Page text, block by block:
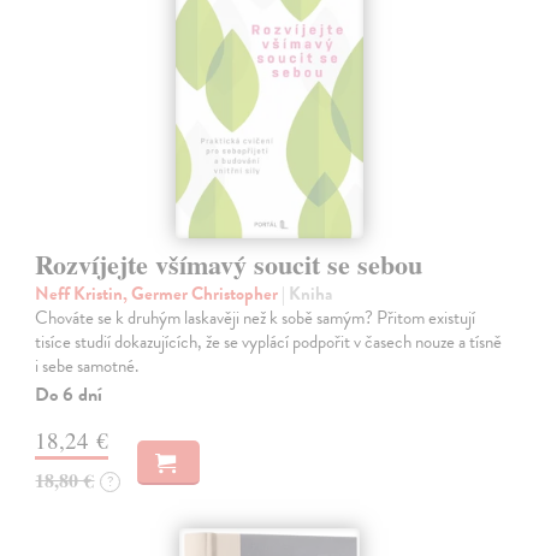
Rozvíjejte všímavý soucit se sebou
Neff Kristin, Germer Christopher| Kniha
Chováte se k druhým laskavěji než k sobě samým? Přitom existují
tisíce studií dokazujících, že se vyplácí podpořit v časech nouze a tísně
i sebe samotné.
Do 6 dní
18,24 €
18,80 € ?